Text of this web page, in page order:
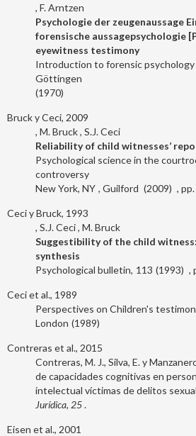
F. Arntzen
Psychologie der zeugenaussage
forensische aussagepsychologie
eyewitness testimony
Introduction to forensic
Göttingen
1970
Bruck y Ceci, 2009
M. Bruck S.J. Ceci
Reliability of child witnesses’
Psychological science in the
controversy
Guilford
New York, NY 2009
Ceci y Bruck, 1993
S.J. Ceci M. Bruck
Suggestibility of the child
synthesis
Psychological bulletin 113 1993
Ceci et al., 1989
Perspectives on Children's
London 1989
Contreras et al., 2015
Contreras, M. J., Silva, E. y
de capacidades cognitivas en
intelectual víctimas de delitos
Jurídica, 25.
Eisen et al., 2001